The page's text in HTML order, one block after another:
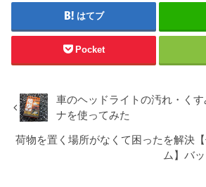
はてブ
Pocket
車のヘッドライトの汚れ・く
ナを使ってみた
荷物を置く場所がなくて困ったを解決
ム】バ